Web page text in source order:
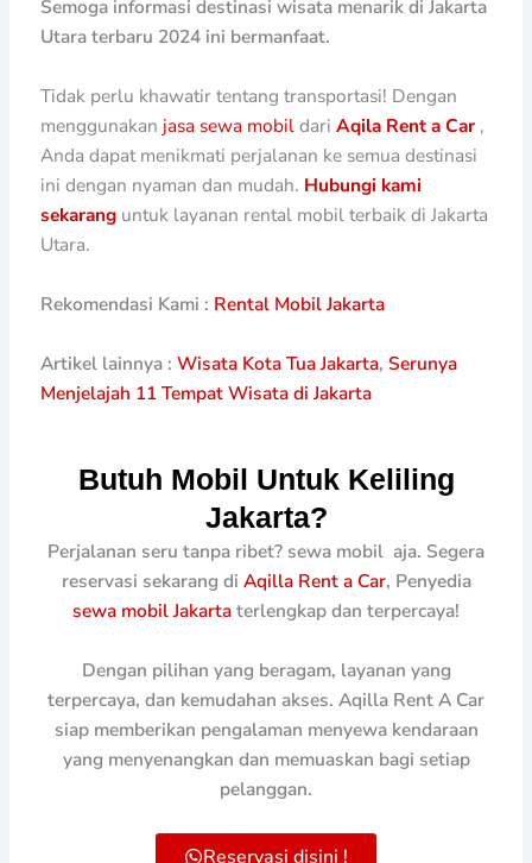
Semoga informasi destinasi wisata menarik di Jakarta
Utara terbaru 2024 ini bermanfaat.
Tidak perlu khawatir tentang transportasi! Dengan
menggunakan jasa sewa mobildari Aqila Rent a Car,
Anda dapat menikmati perjalanan ke semua destinasi
ini dengan nyaman dan mudah. Hubungi kami
sekaranguntuk layanan rental mobil terbaik di Jakarta
Utara.
Rekomendasi Kami : Rental Mobil Jakarta
Artikel lainnya : Wisata Kota Tua Jakarta, Serunya
Menjelajah 11 Tempat Wisata di Jakarta
Butuh Mobil Untuk Keliling
Jakarta?
Perjalanan seru tanpa ribet? sewa mobil aja. Segera
reservasi sekarang di Aqilla Rent a Car, Penyedia
sewa mobil Jakartaterlengkap dan terpercaya!
Dengan pilihan yang beragam, layanan yang
terpercaya, dan kemudahan akses. Aqilla Rent A Car
siap memberikan pengalaman menyewa kendaraan
yang menyenangkan dan memuaskan bagi setiap
pelanggan.
Reservasi disini !